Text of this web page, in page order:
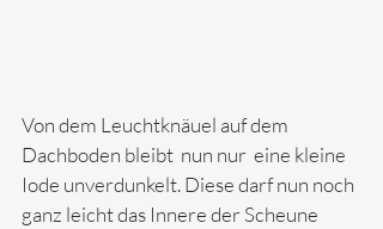
Von dem Leuchtknäuel auf dem
Dachboden bleibt  nun nur  eine kleine
Iode unverdunkelt. Diese darf nun noch
ganz leicht das Innere der Scheune